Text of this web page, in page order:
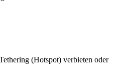
(Hotspot) verbieten oder